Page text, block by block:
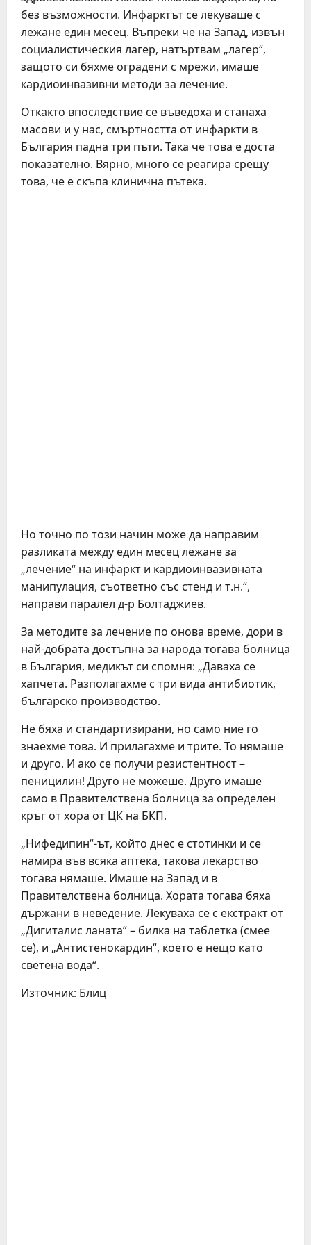
без възможности. Инфарктът се лекуваше с
лежане един месец. Въпреки че на Запад, извън
социалистическия лагер, натъртвам „лагер“,
защото си бяхме оградени с мрежи, имаше
кардиоинвазивни методи за лечение.
Откакто впоследствие се въведоха и станаха
масови и у нас, смъртността от инфаркти в
България падна три пъти. Така че това е доста
показателно. Вярно, много се реагира срещу
това, че е скъпа клинична пътека.
Но точно по този начин може да направим
разликата между един месец лежане за
„лечение“ на инфаркт и кардиоинвазивната
манипулация, съответно със стенд и т.н.“,
направи паралел д-р Болтаджиев.
За методите за лечение по онова време, дори в
най-добрата достъпна за народа тогава болница
в България, медикът си спомня: „Даваха се
хапчета. Разполагахме с три вида антибиотик,
българско производство.
Не бяха и стандартизирани, но само ние го
знаехме това. И прилагахме и трите. То нямаше
и друго. И ако се получи резистентност –
пеницилин! Друго не можеше. Друго имаше
само в Правителствена болница за определен
кръг от хора от ЦК на БКП.
„Нифедипин“-ът, който днес е стотинки и се
намира във всяка аптека, такова лекарство
тогава нямаше. Имаше на Запад и в
Правителствена болница. Хората тогава бяха
държани в неведение. Лекуваха се с екстракт от
„Дигиталис ланата“ – билка на таблетка (смее
се), и „Антистенокардин“, което е нещо като
светена вода“.
Източник: Блиц